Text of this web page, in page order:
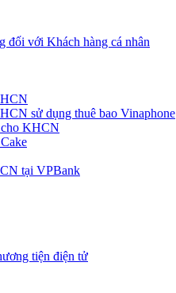
đối với Khách hàng cá nhân
sử dụng thuê bao Vinaphone
cho KHCN
tại VPBank
tiện điện tử